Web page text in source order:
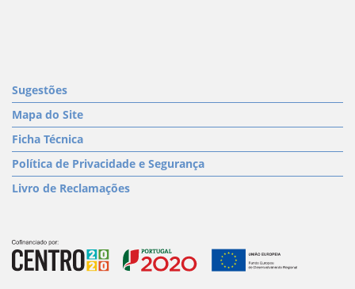
Sugestões
Mapa do Site
Ficha Técnica
Política de Privacidade e Segurança
Livro de Reclamações